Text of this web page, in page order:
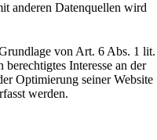
anderen Datenquellen wird
von Art. 6 Abs. 1 lit.
Interesse an der
Optimierung seiner Website
werden.